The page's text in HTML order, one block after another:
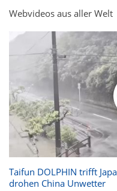
Webvideos aus aller Welt
Taifun DOLPHIN trifft
drohen China Unwetter